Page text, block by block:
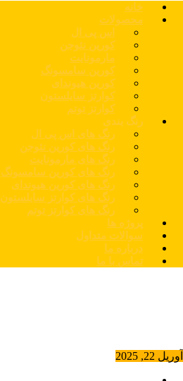
خانه
محصولات
اس پی ال
کورین نئوجن
مارمونایت
کورین سامسونگ
کورین هیوندای
کوارتز سایلستون
کوارتز توتم
رنگ بندی
رنگ های اس پی ال
رنگ های کورین نئوجن
رنگ های مارمونایت
رنگ های کورین سامسونگ
رنگ های کورین هیوندای
رنگ های کوارتز سایلستون
رنگ های کوارتز توتم
پروژه ها
سوالات متداول
درباره ما
تماس با ما
آوریل 22, 2025